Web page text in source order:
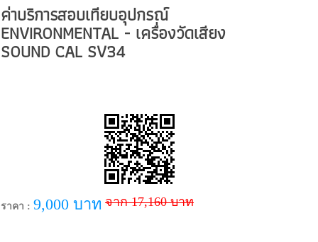
ค่าบริการสอบเทียบอุปกรณ์
ENVIRONMENTAL - เครื่องวัดเสียง
SOUND CAL SV34
ราคา : 9,000 บาท จาก 17,160 บาท